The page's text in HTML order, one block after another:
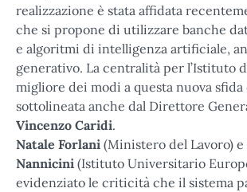
realizzazione è stata affidata
che si propone di utilizzare banche
e algoritmi di intelligenza artificiale,
generativo. La centralità per l’Istituto
migliore dei modi a questa nuova sfida
sottolineata anche dal Direttore
Vincenzo Caridi.
Natale Forlani (Ministero del Lavoro) e
Nannicini (Istituto Universitario
evidenziato le criticità che il sistema